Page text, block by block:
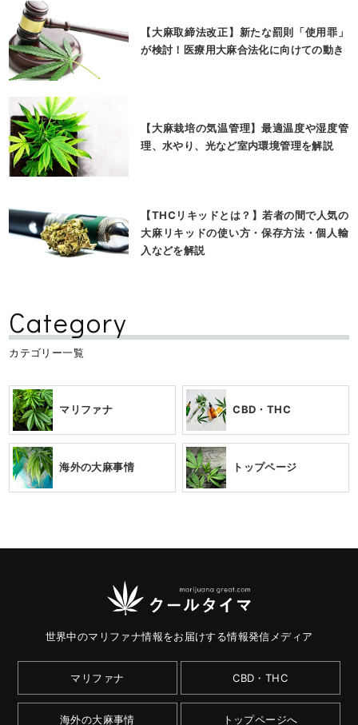
【大麻取締法改正】新たな罰則「使用罪」
が検討！医療用大麻合法化に向けての動き
【大麻栽培の気温管理】最適温度や湿度管
理、水やり、光など室内環境管理を解説
【THCリキッドとは？】若者の間で人気の
大麻リキッドの使い方・保存方法・個人輸
入などを解説
Category
カテゴリー一覧
マリファナ CBD・THC
海外の大麻事情 トップページ
世界中のマリファナ情報をお届けする情報発信メディア
マリファナ CBD・THC
海外の大麻事情 トップページへ